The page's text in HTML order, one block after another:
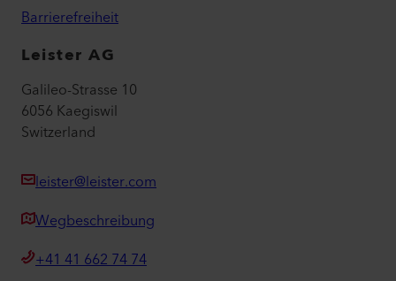
Barrierefreiheit
Leister AG
Galileo-Strasse 10
6056 Kaegiswil
Switzerland
leister@leister.com
Wegbeschreibung
+41 41 662 74 74